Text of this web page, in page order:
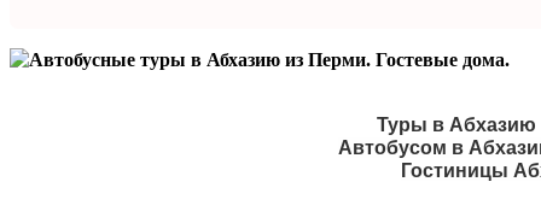
Туры в Абхазию
Автобусом в
Гостиницы